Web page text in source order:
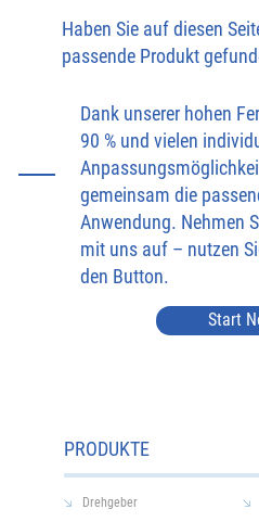
Haben Sie auf diesen
passende Produkt
Dank unserer hohen
90 % und vielen
gemeinsam die
Anwendung. Nehmen
mit uns auf – nutzen
den Button.
Start
PRODUKTE
Drehgeber